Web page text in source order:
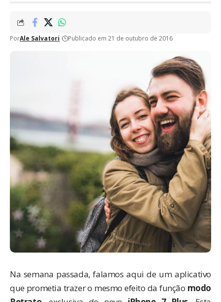
PorAle Salvatori Publicado em 21 de outubro de 2016
Na semana passada,falamos aqui de um aplicativo
que prometia trazer o mesmo efeito da função modo